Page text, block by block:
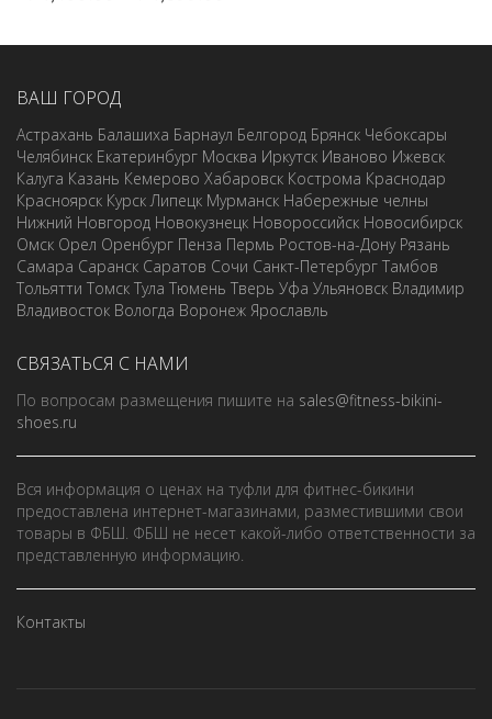
ВАШ ГОРОД
Астрахань Балашиха Барнаул Белгород Брянск Чебоксары
Челябинск Екатеринбург Москва Иркутск Иваново Ижевск
Калуга Казань Кемерово Хабаровск Кострома Краснодар
Красноярск Курск Липецк Мурманск Набережные челны
Нижний Новгород Новокузнецк Новороссийск Новосибирск
Омск Орел Оренбург Пенза Пермь Ростов-на-Дону Рязань
Самара Саранск Саратов Сочи Санкт-Петербург Тамбов
Тольятти Томск Тула Тюмень Тверь Уфа Ульяновск Владимир
Владивосток Вологда Воронеж Ярославль
СВЯЗАТЬСЯ С НАМИ
По вопросам размещения пишите на sales@fitness-bikini-
shoes.ru
Вся информация о ценах на туфли для фитнес-бикини
предоставлена интернет-магазинами, разместившими свои
товары в ФБШ. ФБШ не несет какой-либо ответственности за
представленную информацию.
Контакты